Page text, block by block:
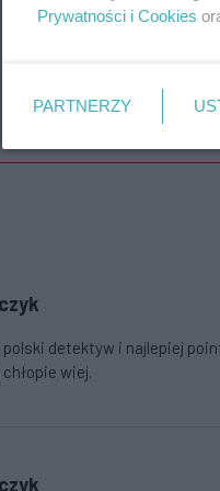
detektyw i najlepiej
wiej.
Prywatności i Cookies
PARTNERZY